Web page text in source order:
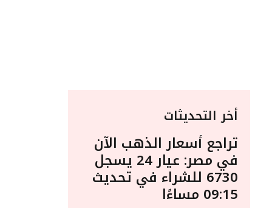
أخر التحديثات
تراجع أسعار الذهب الآن
في مصر: عيار 24 يسجل
6730 للشراء في تحديث
09:15 مساءًا